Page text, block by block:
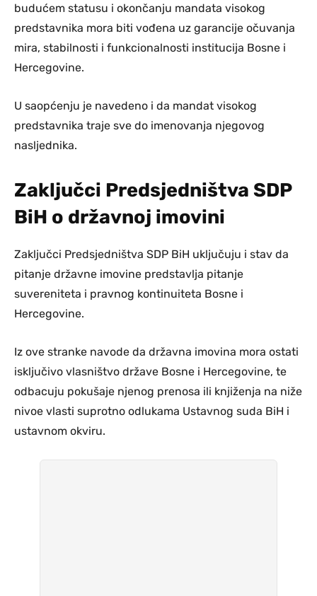
budućem statusu i okončanju mandata visokog
predstavnika mora biti vođena uz garancije očuvanja
mira, stabilnosti i funkcionalnosti institucija Bosne i
Hercegovine.
U saopćenju je navedeno i da mandat visokog
predstavnika traje sve do imenovanja njegovog
nasljednika.
Zaključci Predsjedništva SDP
BiH o državnoj imovini
Zaključci Predsjedništva SDP BiH uključuju i stav da
pitanje državne imovine predstavlja pitanje
suvereniteta i pravnog kontinuiteta Bosne i
Hercegovine.
Iz ove stranke navode da državna imovina mora ostati
isključivo vlasništvo države Bosne i Hercegovine, te
odbacuju pokušaje njenog prenosa ili knjiženja na niže
nivoe vlasti suprotno odlukama Ustavnog suda BiH i
ustavnom okviru.